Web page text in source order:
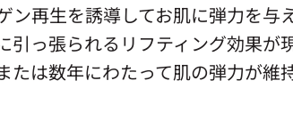
再生を誘導してお肌に弾力を与
引っ張られるリフティング効果が現
は数年にわたって肌の弾力が維